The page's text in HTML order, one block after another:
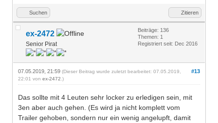
Suchen Zitieren
ex-2472
Senior Pirat
Beiträge: 136
Themen: 1
Registriert seit: Dec 2016
#13
07.05.2019, 21:59 (Dieser Beitrag wurde zuletzt bearbeitet: 07.05.2019,
22:01 von ex-2472 .)
Das sollte mit 4 Leuten sehr locker zu erledigen sein, mit
3en aber auch gehen. (Es wird ja nicht komplett vom
Trailer gehoben, sondern nur ein wenig angelupft, damit